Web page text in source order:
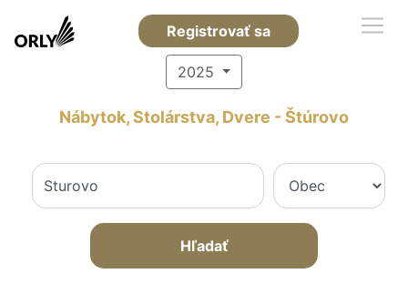
Registrovať sa
2025
Nábytok, Stolárstva, Dvere - Štúrovo
Hľadať